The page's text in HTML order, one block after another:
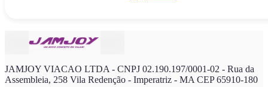
JAMJOY VIACAO LTDA - CNPJ 02.190.197/0001-02 - Rua da
Assembleia, 258 Vila Redenção - Imperatriz - MA CEP 65910-180